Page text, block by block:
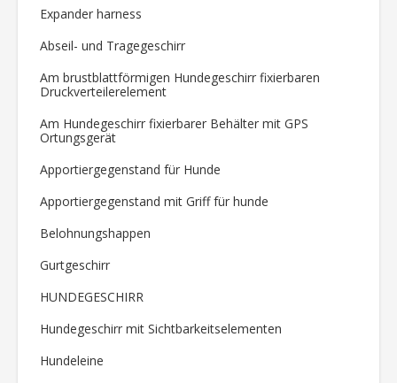
Expander harness
Abseil- und Tragegeschirr
Am brustblattförmigen Hundegeschirr fixierbaren
Druckverteilerelement
Am Hundegeschirr fixierbarer Behälter mit GPS
Ortungsgerät
Apportiergegenstand für Hunde
Apportiergegenstand mit Griff für hunde
Belohnungshappen
Gurtgeschirr
HUNDEGESCHIRR
Hundegeschirr mit Sichtbarkeitselementen
Hundeleine